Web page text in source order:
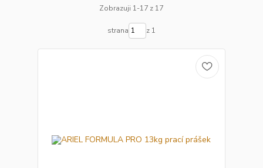
Zobrazuji 1-17 z 17
strana z 1